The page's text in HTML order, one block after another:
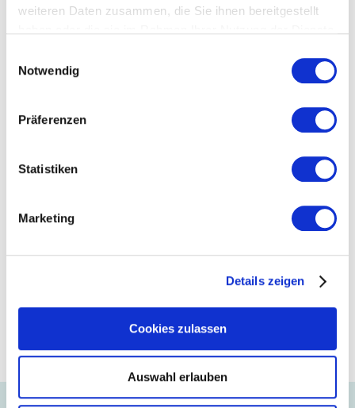
weiteren Daten zusammen, die Sie ihnen bereitgestellt
Notwendig
Präferenzen
Statistiken
Marketing
Details zeigen
Cookies zulassen
Auswahl erlauben